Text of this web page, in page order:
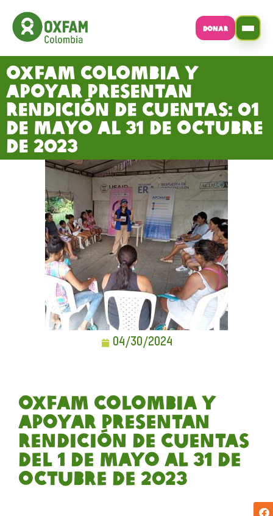
DONAR
Oxfam Colombia y
Apoyar presentan
rendición de cuentas: 01
de mayo al 31 de octubre
de 2023
04/30/2024
Oxfam Colombia y
Apoyar presentan
rendición de cuentas
del 1 de mayo al 31 de
octubre de 2023